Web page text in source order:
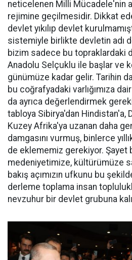
neticelenen Milli Mücadele'nin
rejimine geçilmesidir. Dikkat
devlet yıkılıp devlet
sistemiyle birlikte devletin adı
bizim sadece bu topraklardaki
Anadolu Selçuklu ile başlar ve
günümüze kadar gelir. Tarihin
bu coğrafyadaki varlığımıza
da ayrıca değerlendirmek
tabloya Sibirya'dan Hindistan'a,
Kuzey Afrika'ya uzanan daha
damgasını vurmuş, binlerce
de eklememiz gerekiyor. Şayet
medeniyetimize, kültürümüze
bakış açımızın ufkunu bu
derleme toplama insan
nevzuhur bir devlet grubuna